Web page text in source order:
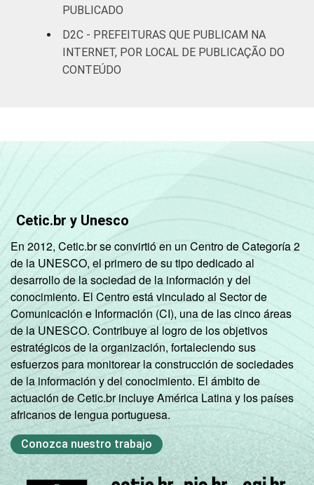
habitantes
Fonte: CGI.br/NIC.br, Centro Regional de
brasileiro - TIC Governo Eletrônico 2023.
PUBLICADO
D2C - PREFEITURAS QUE PUBLICAM NA
INTERNET, POR LOCAL DE PUBLICAÇÃO DO
CONTEÚDO
Cetic.br y Unesco
En 2012, Cetic.br se convirtió en un Centro de Categoría 2
de la UNESCO, el primero de su tipo dedicado al
desarrollo de la sociedad de la información y del
conocimiento. El Centro está vinculado al Sector de
Comunicación e Información (CI), una de las cinco áreas
de la UNESCO. Contribuye al logro de los objetivos
estratégicos de la organización, fortaleciendo sus
esfuerzos para monitorear la construcción de sociedades
de la información y del conocimiento. El ámbito de
actuación de Cetic.br incluye América Latina y los países
africanos de lengua portuguesa.
Conozca nuestro trabajo